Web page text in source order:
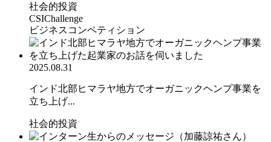
社会的投資
CSIChallenge
ビジネスコンペティション
2025.08.31
インド北部ヒマラヤ地方でオーガニックヘンプ事業を
立ち上げ...
社会的投資